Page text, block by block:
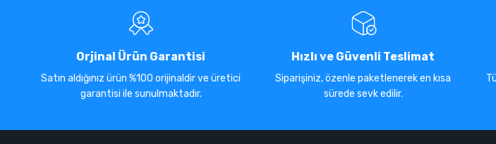
Orjinal Ürün Garantisi
Satın aldığınız ürün %100 orijinaldir ve üretici
garantisi ile sunulmaktadır.
Hızlı ve Güvenli Teslimat
Siparişiniz, özenle paketlenerek en kısa
sürede sevk edilir.